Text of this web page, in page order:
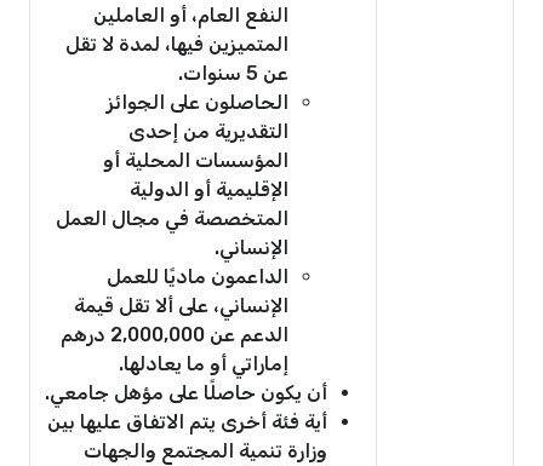
النفع العام، أو العاملين
المتميزين فيها، لمدة لا تقل
عن 5 سنوات.
الحاصلون على الجوائز
التقديرية من إحدى
المؤسسات المحلية أو
الإقليمية أو الدولية
المتخصصة في مجال العمل
الإنساني.
الداعمون ماديًا للعمل
الإنساني، على ألا تقل قيمة
الدعم عن 2,000,000 درهم
إماراتي أو ما يعادلها.
أن يكون حاصلًا على مؤهل جامعي.
أية فئة أخرى يتم الاتفاق عليها بين
وزارة تنمية المجتمع والجهات